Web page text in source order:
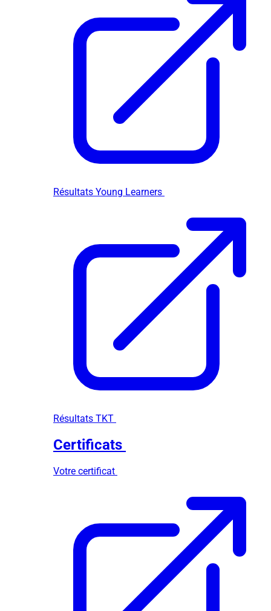
Résultats Young Learners
Résultats TKT
Certificats
Votre certificat